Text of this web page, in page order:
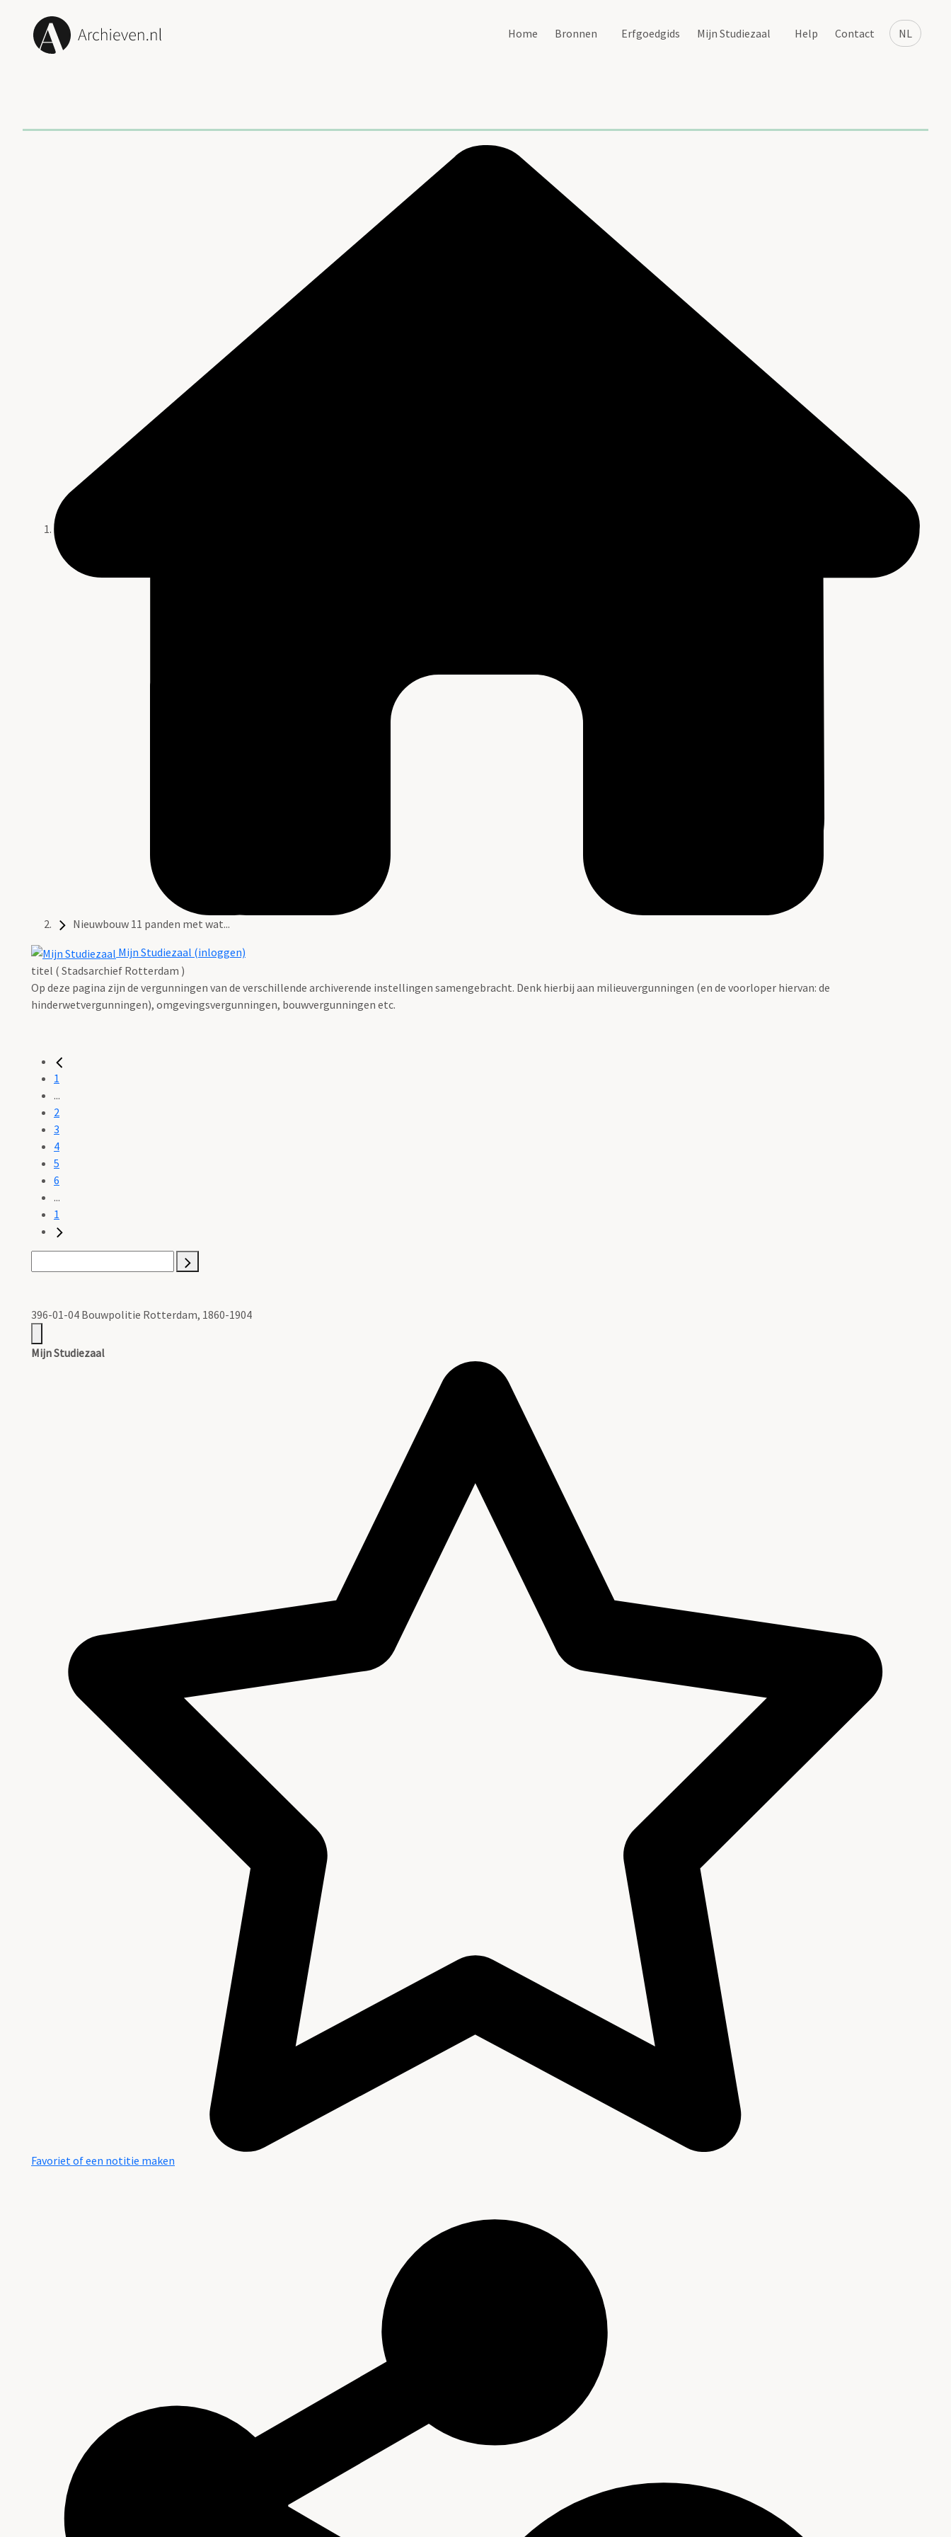
NL
Home Bronnen Erfgoedgids Mijn Studiezaal Help Contact
Nieuwbouw 11 panden met wat...
Mijn Studiezaal (inloggen)
titel ( Stadsarchief Rotterdam )
Op deze pagina zijn de vergunningen van de verschillende archiverende instellingen samengebracht. Denk hierbij aan milieuvergunningen (en de voorloper hiervan: de
hinderwetvergunningen), omgevingsvergunningen, bouwvergunningen etc.
1
...
2
3
4
5
6
...
1
396-01-04 Bouwpolitie Rotterdam, 1860-1904
Mijn Studiezaal
Favoriet of een notitie maken